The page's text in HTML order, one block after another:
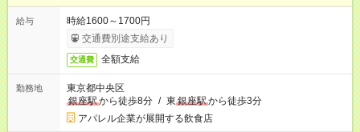
給与
時給1600～1700円
交通費別途支給あり
交通費 全額支給
勤務地
東京都中央区
銀座駅から徒歩8分 / 東 銀座駅から徒歩3分
アパレル企業が展開する飲食店